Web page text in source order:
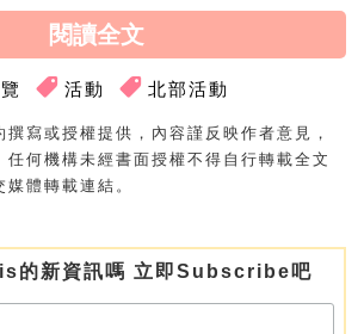
閱讀全文
活動 北部活動
撰寫或授權提供，內容謹反映作者意見，
任何機構未經書面授權不得自行轉載全文
體轉載連結。
的新資訊嗎 立即Subscribe吧